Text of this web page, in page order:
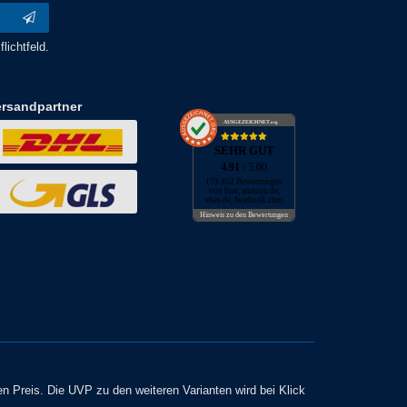
AUSGEZEICHNET.org
SEHR GUT
4.91/ 5.00
173.452 Bewertungen
von hier, amazon.de,
ebay.de, facebook.com
Hinweis zu den Bewertungen
Preis. Die UVP zu den weiteren Varianten wird bei Klick